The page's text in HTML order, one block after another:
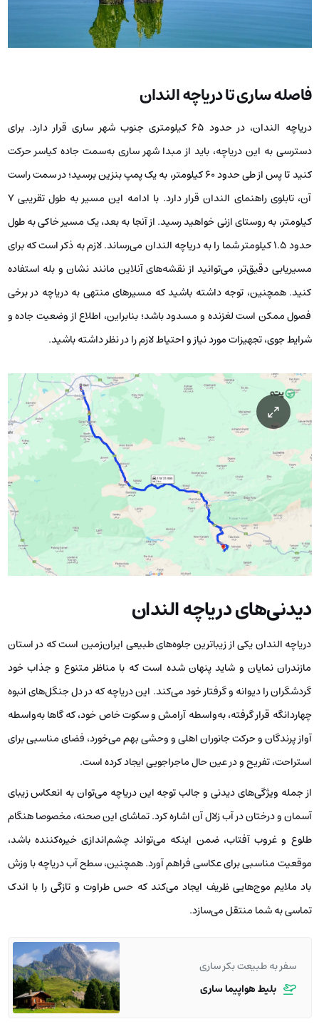
فاصله ساری تا دریاچه الندان
دریاچه الندان، در حدود ۶۵ کیلومتری جنوب شهر ساری قرار دارد. برای
دسترسی به این دریاچه، باید از مبدا شهر ساری به‌سمت جاده کیاسر حرکت
کنید تا پس از طی حدود ۶۰ کیلومتر، به یک پمپ بنزین برسید؛ در سمت راست
آن، تابلوی راهنمای الندان قرار دارد. با ادامه این مسیر به طول تقریبی ۷
کیلومتر، به روستای ازنی خواهید رسید. از آنجا به بعد، یک مسیر خاکی به طول
حدود ۱.۵ کیلومتر شما را به دریاچه الندان می‌رساند. لازم به ذکر است که برای
مسیریابی دقیق‌تر، می‌توانید از نقشه‌های آنلاین مانند نشان و بله استفاده
کنید. همچنین، توجه داشته باشید که مسیرهای منتهی به دریاچه در برخی
فصول ممکن است لغزنده و مسدود باشد؛ بنابراین، اطلاع از وضعیت جاده و
شرایط جوی، تجهیزات مورد نیاز و احتیاط لازم را در نظر داشته باشید.
دیدنی‌های دریاچه الندان
دریاچه الندان یکی از زیباترین جلوه‌های طبیعی ایران‌زمین است که در استان
مازندران نمایان و شاید پنهان شده است که با مناظر متنوع و جذاب خود
گردشگران را دیوانه و گرفتار خود می‌کند. این دریاچه که در دل جنگل‌های انبوه
چهاردانگه قرار گرفته، به‌واسطه آرامش و سکوت خاص خود، که گاها به‌واسطه
آواز پرندگان و حرکت جانوران اهلی و وحشی بهم می‌خورد، فضای مناسبی برای
استراحت، تفریح و در عین حال ماجراجویی ایجاد کرده است.
از جمله ویژگی‌های دیدنی و جالب توجه این دریاچه می‌توان به انعکاس زیبای
آسمان و درختان در آب زلال آن اشاره کرد. تماشای این صحنه، مخصوصا هنگام
طلوع و غروب آفتاب، ضمن اینکه می‌تواند چشم‌اندازی خیره‌کننده باشد،
موقعیت مناسبی برای عکاسی فراهم آورد. همچنین، سطح آب دریاچه با وزش
باد ملایم موج‌هایی ظریف ایجاد می‌کند که حس طراوت و تازگی را با اندک
تماسی به شما منتقل می‌سازد.
سفر به طبیعت بکر ساری
بلیط هواپیما ساری